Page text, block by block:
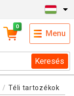
Keresés
0
Menu
Téli tartozékok